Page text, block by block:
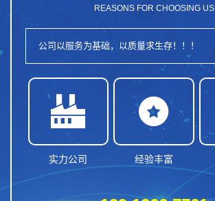
REASONS FOR CHOOSING US
公司以服务为基础，以质量求生存！！！

实力公司

经验丰富